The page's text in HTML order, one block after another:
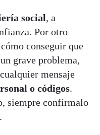
social, a
Por otro
conseguir que
grave problema,
mensaje
o códigos.
siempre confírmalo